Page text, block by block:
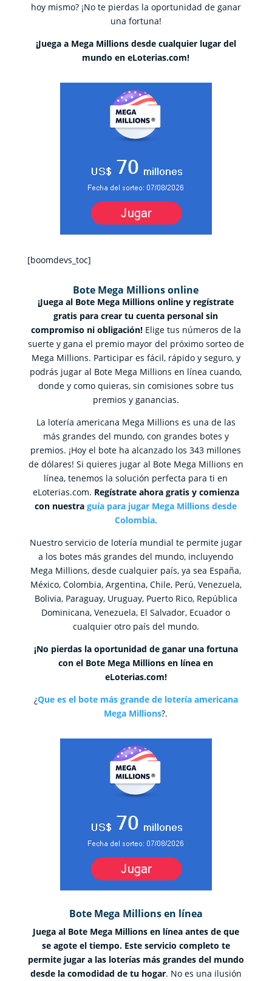
hoy mismo? ¡No te pierdas la oportunidad de ganar
una fortuna!
¡Juega a Mega Millions desde cualquier lugar del
mundo en eLoterias.com!
[boomdevs_toc]
Bote Mega Millions online
¡Juega al Bote Mega Millions online y regístrate
gratis para crear tu cuenta personal sin
compromiso ni obligación!Elige tus números de la
suerte y gana el premio mayor del próximo sorteo de
Mega Millions. Participar es fácil, rápido y seguro, y
podrás jugar al Bote Mega Millions en línea cuando,
donde y como quieras, sin comisiones sobre tus
premios y ganancias.
La lotería americana Mega Millions es una de las
más grandes del mundo, con grandes botes y
premios. ¡Hoy el bote ha alcanzado los 343 millones
de dólares! Si quieres jugar al Bote Mega Millions en
línea, tenemos la solución perfecta para ti en
eLoterias.com. Regístrate ahora gratis y comienza
con nuestra guía para jugar Mega Millions desde
Colombia.
Nuestro servicio de lotería mundial te permite jugar
a los botes más grandes del mundo, incluyendo
Mega Millions, desde cualquier país, ya sea España,
México, Colombia, Argentina, Chile, Perú, Venezuela,
Bolivia, Paraguay, Uruguay, Puerto Rico, República
Dominicana, Venezuela, El Salvador, Ecuador o
cualquier otro país del mundo.
¡No pierdas la oportunidad de ganar una fortuna
con el Bote Mega Millions en línea en
eLoterias.com!
¿Que es el bote más grande de lotería americana
Mega Millions?.
Bote Mega Millions en línea
Juega al Bote Mega Millions en línea antes de que
se agote el tiempo. Este servicio completo te
permite jugar a las loterías más grandes del mundo
desde la comodidad de tu hogar. No es una ilusión